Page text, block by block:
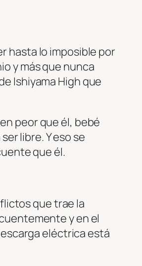
hasta lo imposible por
y más que nunca
Ishiyama High que
peor que él, bebé
libre. Y eso se
que él.
que trae la
y en el
eléctrica está